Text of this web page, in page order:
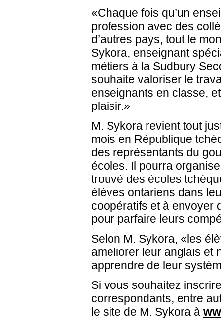
«Chaque fois qu’un
profession avec des
d’autres pays, tout le
Sykora, enseignant
métiers à la Sudbury
souhaite valoriser le
enseignants en classe,
plaisir.»
M. Sykora revient tout
mois en République
des représentants du
écoles. Il pourra
trouvé des écoles
élèves ontariens dans
coopératifs et à envoyer
pour parfaire leurs
Selon M. Sykora, «les
améliorer leur anglais et
apprendre de leur
Si vous souhaitez
correspondants, entre
le site de M. Sykora à